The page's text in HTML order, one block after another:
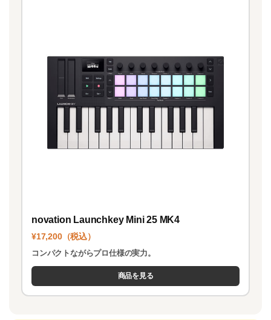
novation Launchkey Mini 25 MK4
¥17,200（税込）
コンパクトながらプロ仕様の実力。
商品を見る